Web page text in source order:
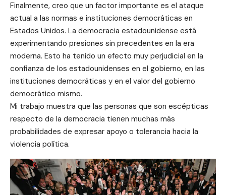
Finalmente, creo que un factor importante es el ataque
actual a las normas e instituciones democráticas en
Estados Unidos. La democracia estadounidense está
experimentando presiones sin precedentes en la era
moderna. Esto ha tenido un efecto muy perjudicial en la
confianza de los estadounidenses en el gobierno, en las
instituciones democráticas y en el valor del gobierno
democrático mismo.
Mi trabajo muestra que las personas que son escépticas
respecto de la democracia tienen muchas más
probabilidades de expresar apoyo o tolerancia hacia la
violencia política.